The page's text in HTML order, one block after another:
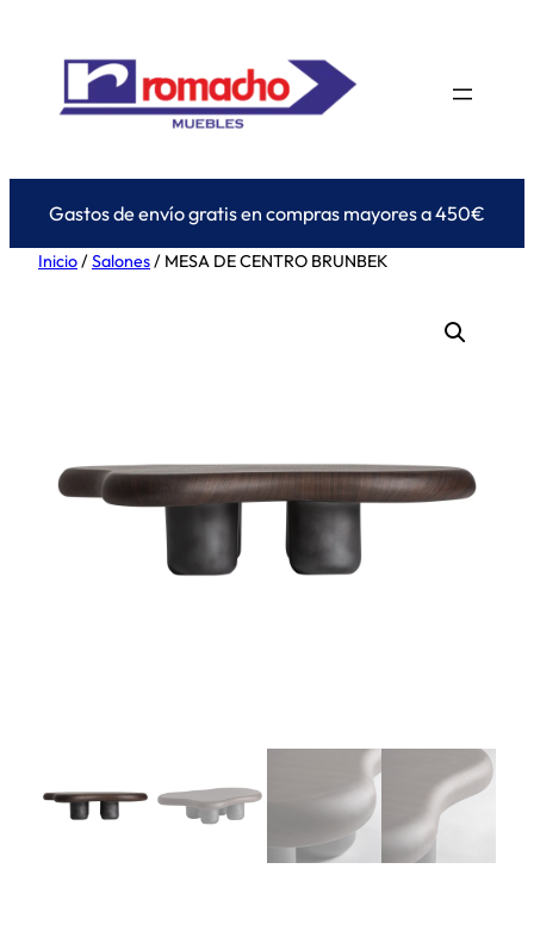
contenido
Gastos de envío gratis en compras mayores a 450€
Inicio/Salones/ MESA DE CENTRO BRUNBEK